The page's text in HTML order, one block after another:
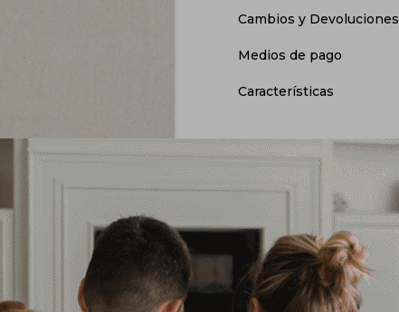
Cambios y Devoluciones
Medios de pago
Características